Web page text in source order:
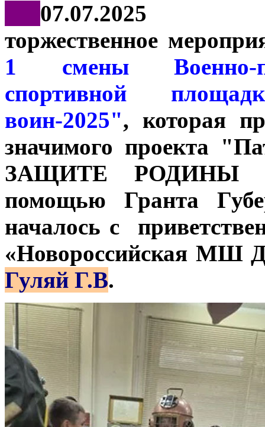
07.07.2025
торжественное
1 смены Военно-
спортивной
воин-2025", которая
значимого проекта
ЗАЩИТЕ РОДИНЫ
помощью Гранта
началось с
«Новороссийская МШ
Гуляй Г.В.